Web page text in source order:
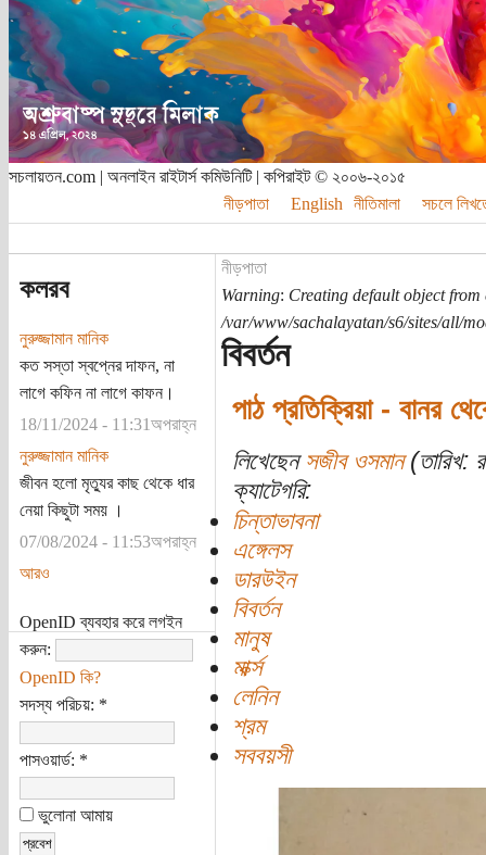
সচলায়তন.com | অনলাইন রাইটার্স কমিউনিটি | কপিরাইট © ২০০৬-২০১৫
নীড়পাতা
English নীতিমালা সচলে
কলরব
নুরুজ্জামান মানিক
কত সস্তা স্বপ্নের দাফন, না
লাগে কফিন না লাগে কাফন।
18/11/2024 - 11:31অপরাহ্ন
নুরুজ্জামান মানিক
জীবন হলো মৃত্যুর কাছ থেকে ধার
নেয়া কিছুটা সময় ।
07/08/2024 - 11:53অপরাহ্ন
আরও
OpenID ব্যবহার করে লগইন
করুন:
OpenID কি?
সদস্য পরিচয়: *
পাসওয়ার্ড: *
ভুলোনা আমায়
নীড়পাতা
Warning: Creating default object from
/var/www/sachalayatan/s6/sites/all/
বিবর্তন
পাঠ প্রতিক্রিয়া - বানর
লিখেছেন সজীব ওসমান(তারিখ:
ক্যাটেগরি:
চিন্তাভাবনা
এঙ্গেলস
ডারউইন
বিবর্তন
মানুষ
মার্ক্স
লেনিন
শ্রম
সববয়সী